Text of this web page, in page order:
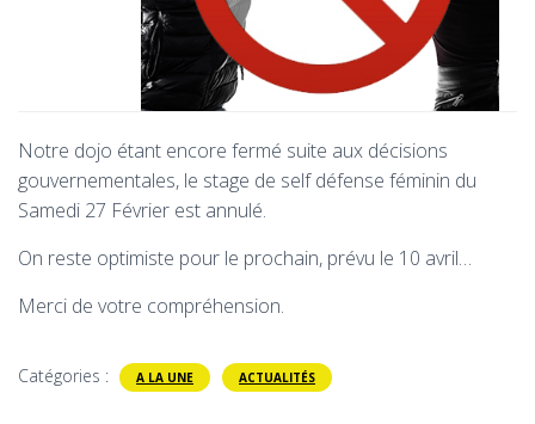
Notre dojo étant encore fermé suite aux décisions
gouvernementales, le stage de self défense féminin du
Samedi 27 Février est annulé.
On reste optimiste pour le prochain, prévu le 10 avril…
Merci de votre compréhension.
Catégories : A LA UNE ACTUALITÉS